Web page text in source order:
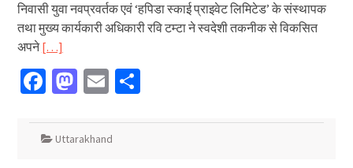
निवासी युवा नवप्रवर्तक एवं ‘हपिडा स्काई प्राइवेट लिमिटेड’ के संस्थापक
तथा मुख्य कार्यकारी अधिकारी रवि टम्टा ने स्वदेशी तकनीक से विकसित
अपने[…]
Facebook
Mastodon
EmailShare
Uttarakhand